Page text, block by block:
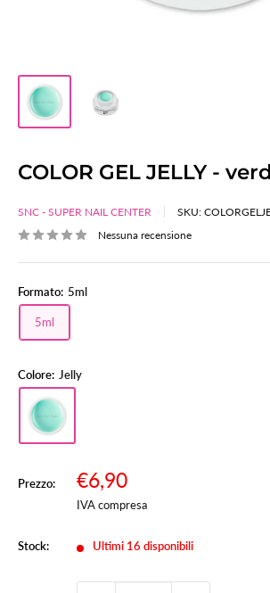
COLOR GEL JELLY -
SNC - SUPER NAIL CENTER SKU:
Nessuna recensione
Formato: 5ml
5ml
Colore: Jelly
Prezzo:
Prezzo
scontato
€6,90
IVA compresa
Stock: Ultimi 16 disponibili